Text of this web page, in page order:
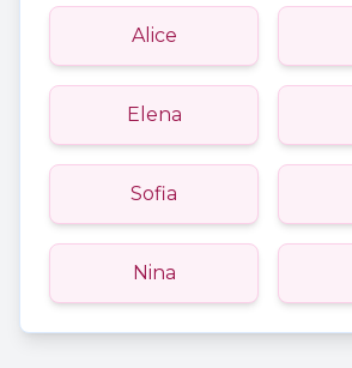
Alice
Elena
Sofia
Nina